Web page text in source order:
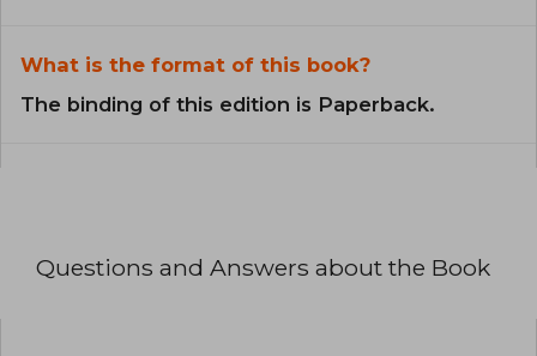
What is the format of this book?
The binding of this edition is Paperback.
Questions and Answers about the Book